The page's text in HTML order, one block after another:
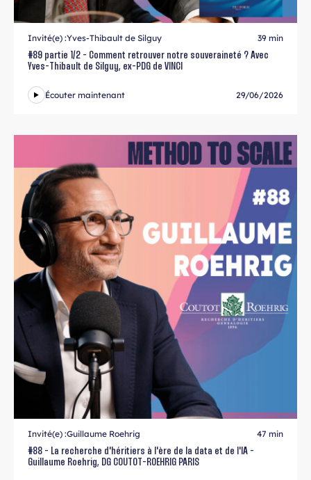
Invité(e) :Yves-Thibault de Silguy
39 min
#89 partie 1/2 - Comment retrouver notre souveraineté ? Avec
Yves-Thibault de Silguy, ex-PDG de VINCI
Écouter maintenant 29/06/2026
Invité(e) :Guillaume Roehrig
47 min
#88 - La recherche d'héritiers à l'ère de la data et de l'IA -
Guillaume Roehrig, DG COUTOT-ROEHRIG PARIS